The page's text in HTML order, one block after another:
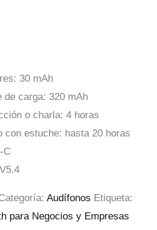
30 mAh
de carga: 320 mAh
o charla: 4 horas
con estuche: hasta 20 horas
C
Audífonos Etiqueta:
para Negocios y Empresas